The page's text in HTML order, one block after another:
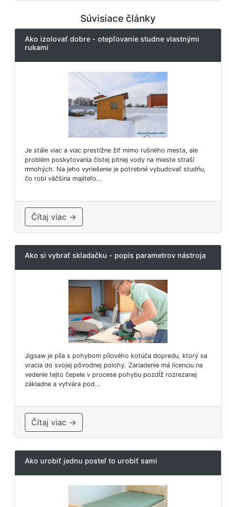
Súvisiace články
Ako izolovať dobre - otepľovanie studne vlastnými
rukami
Je stále viac a viac prestížne žiť mimo rušného mesta, ale
problém poskytovania čistej pitnej vody na mieste straší
mnohých. Na jeho vyriešenie je potrebné vybudovať studňu,
čo robí väčšina majiteľo...
Čítaj viac →
Ako si vybrať skladačku - popis parametrov nástroja
Jigsaw je píla s pohybom pílového kotúča dopredu, ktorý sa
vracia do svojej pôvodnej polohy. Zariadenie má licenciu na
vedenie tejto čepele v procese pohybu pozdĺž rozrezanej
základne a vytvára pod...
Čítaj viac →
Ako urobiť jednu posteľ to urobiť sami